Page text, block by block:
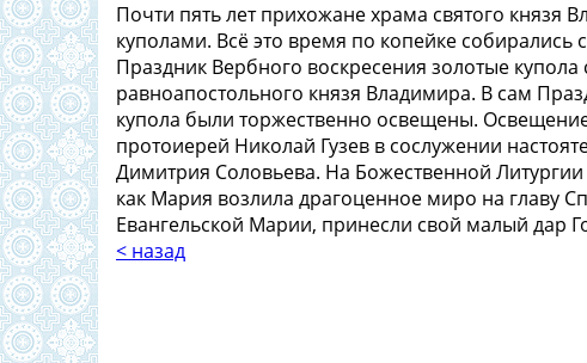
Почти пять лет прихожане храма святого князя
куполами. Всё это время по копейке собирались
Праздник Вербного воскресения золотые
равноапостольного князя Владимира. В сам
купола были торжественно освещены.
протоиерей Николай Гузев в сослужении
Димитрия Соловьева. На Божественной
как Мария возлила драгоценное миро на главу
Евангельской Марии, принесли свой малый дар
< назад